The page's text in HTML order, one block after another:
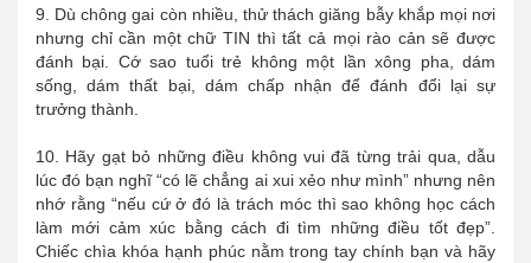
9. Dù chông gai còn nhiều, thử thách giăng bẫy khắp mọi nơi
nhưng chỉ cần một chữ TIN thì tất cả mọi rào cản sẽ được
đánh bại. Cớ sao tuổi trẻ không một lần xông pha, dám
sống, dám thất bại, dám chấp nhận để đánh đổi lại sự
trưởng thành.
10. Hãy gạt bỏ những điều không vui đã từng trải qua, dẫu
lúc đó bạn nghĩ “có lẽ chẳng ai xui xẻo như mình” nhưng nên
nhớ rằng “nếu cứ ở đó là trách móc thì sao không học cách
làm mới cảm xúc bằng cách đi tìm những điều tốt đẹp”.
Chiếc chìa khóa hạnh phúc nằm trong tay chính bạn và hãy